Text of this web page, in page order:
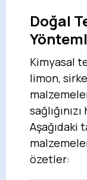
Doğal
Kimyasal
limon,
Aşağıdaki
özetler: